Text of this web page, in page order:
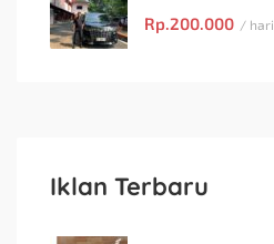
Rp. 200.000 / hari
Iklan Terbaru